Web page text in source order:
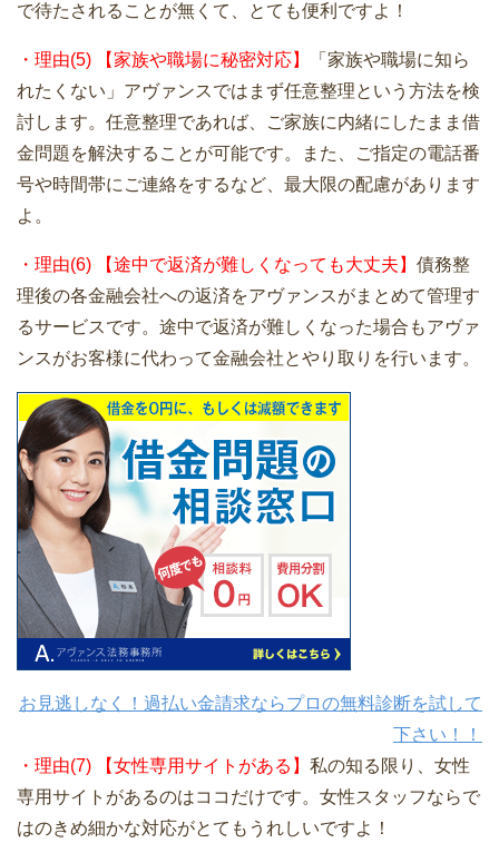
で待たされることが無くて、とても便利ですよ！
・理由(5) 【家族や職場に秘密対応】
「家族や職場に知ら
れたくない」アヴァンスではまず任意整理という方法を検
討します。任意整理であれば、ご家族に内緒にしたまま借
金問題を解決することが可能です。また、ご指定の電話番
号や時間帯にご連絡をするなど、最大限の配慮があります
よ。
・理由(6) 【途中で返済が難しくなっても大丈夫】 債務整
理後の各金融会社への返済をアヴァンスがまとめて管理す
るサービスです。途中で返済が難しくなった場合もアヴァ
ンスがお客様に代わって金融会社とやり取りを行います。
お見逃しなく！過払い金請求ならプロの無料診断を試して
下さい！！
・理由(7) 【女性専用サイトがある】 私の知る限り、女性
専用サイトがあるのはココだけです。女性スタッフならで
はのきめ細かな対応がとてもうれしいですよ！